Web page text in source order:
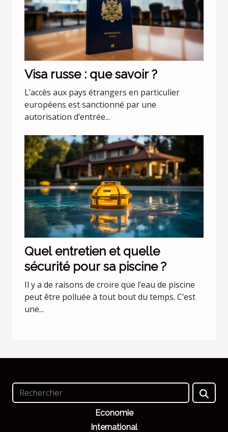
Visa russe : que savoir ?
L’accès aux pays étrangers en particulier
européens est sanctionné par une
autorisation d’entrée...
Quel entretien et quelle
sécurité pour sa piscine ?
Il y a de raisons de croire que l’eau de piscine
peut être polluée à tout bout du temps. C’est
une...
Economie
International